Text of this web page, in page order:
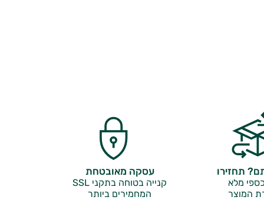
תחזירו
מלא
המוצר
עסקה מאובטחת
קנייה בטוחה בתקני SSL
המחמירים ביותר